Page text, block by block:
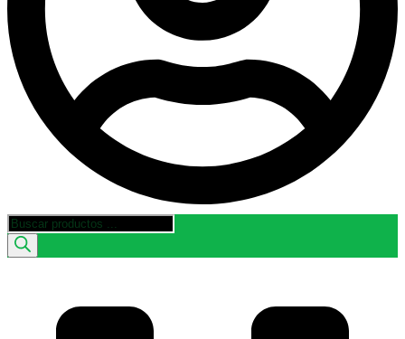
Búsqueda
de
productos